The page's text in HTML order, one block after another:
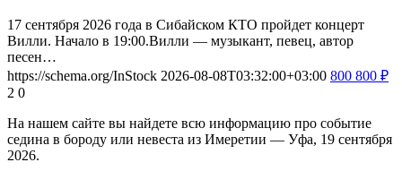
17 сентября 2026 года в Сибайском КТО пройдет концерт
Вилли. Начало в 19:00.Вилли — музыкант, певец, автор
песен…
https://schema.org/InStock 2026-08-08T03:32:00+03:00 800 800 ₽
2 0
На нашем сайте вы найдете всю информацию про событие
седина в бороду или невеста из Имеретии — Уфа, 19 сентября
2026.